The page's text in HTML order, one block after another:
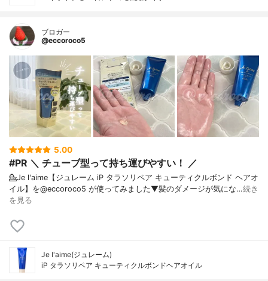
ブロガー
@eccoroco5
5.00
#PR ＼ チューブ型って持ち運びやすい！ ／
💁Je l'aime【ジュレーム iP タラソリペア キューティクルボンド ヘアオ
イル】を@eccoroco5 が使ってみました⁡⁡⁡⁡▼⁡髪のダメージが気にな…続き
を見る
Je l'aime(ジュレーム)
iP タラソリペア キューティクルボンドヘアオイル